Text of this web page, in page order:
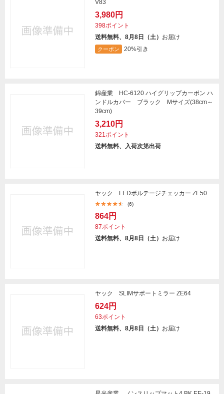
V83
3,980円
398ポイント
送料無料、8月8日（土） お届け
クーポン 20%引き
錦産業 HC-6120 ハイグリップカーボン ハ
ンドルカバー ブラック Mサイズ(38cm～
39cm)
3,210円
321ポイント
送料無料、入荷次第出荷
ヤック LEDボルテージチェッカー ZE50
(6)
864円
87ポイント
送料無料、8月8日（土） お届け
ヤック SLIMサポートミラー ZE64
624円
63ポイント
送料無料、8月8日（土） お届け